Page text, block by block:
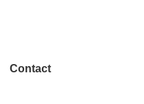
Contact